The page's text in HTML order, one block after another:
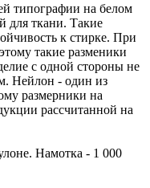
типографии на белом
для ткани. Такие
к стирке. При
такие разменики
с одной стороны не
Нейлон - один из
размерники на
рассчитанной на
Намотка - 1 000